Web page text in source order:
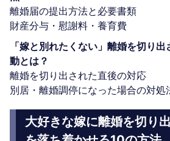
離婚届の提出方法と必要書類
財産分与・慰謝料・養育費
「嫁と別れたくない」離婚を切り
動とは？
離婚を切り出された直後の対応
別居・離婚調停になった場合の対処
大好きな嫁に離婚を切り